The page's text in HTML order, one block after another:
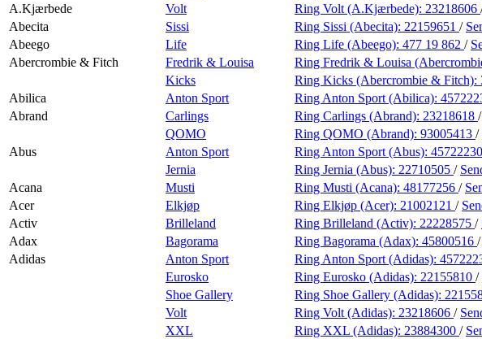
Praktisk informasjon
Ledige stillinger
A.Kjærbede
Volt Ring Volt (A.Kjærbede): 23218606
Abecita
Sissi Ring Sissi (Abecita): 22159651 /
Abeego
Life Ring Life (Abeego): 477 19 862 /
Abercrombie & Fitch
Fredrik & Louisa Ring Fredrik & Louisa
Kicks
Ring Kicks (Abercrombie & Fitch):
Abilica
Anton Sport Ring Anton Sport (Abilica):
Abrand
Carlings Ring Carlings (Abrand): 23218618 /
QOMO
Ring QOMO (Abrand): 93005413 /
Abus
Anton Sport Ring Anton Sport (Abus): 45722230
Jernia
Ring Jernia (Abus): 22710505 /
Acana
Musti Ring Musti (Acana): 48177256 /
Acer
Elkjøp Ring Elkjøp (Acer): 21002121 /
Activ
Brilleland Ring Brilleland (Activ): 22228575 /
Adax
Bagorama Ring Bagorama (Adax): 45800516 /
Adidas
Anton Sport Ring Anton Sport (Adidas):
Eurosko
Ring Eurosko (Adidas): 22155810 /
Shoe Gallery
Ring Shoe Gallery (Adidas):
Volt
Ring Volt (Adidas): 23218606 /
XXL
Ring XXL (Adidas): 23884300 /